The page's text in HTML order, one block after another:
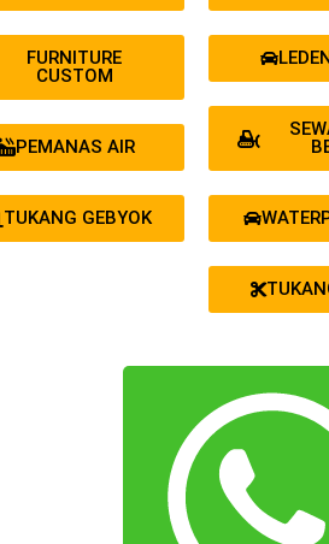
FURNITURE
CUSTOM
PEMANAS AIR
TUKANG GEBYOK